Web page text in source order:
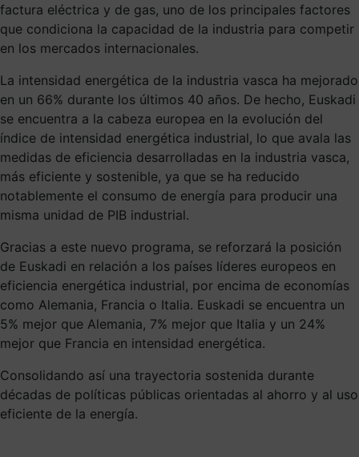
factura eléctrica y de gas, uno de los principales factores
que condiciona la capacidad de la industria para competir
en los mercados internacionales.
La intensidad energética de la industria vasca ha mejorado
en un 66% durante los últimos 40 años. De hecho, Euskadi
se encuentra a la cabeza europea en la evolución del
índice de intensidad energética industrial, lo que avala las
medidas de eficiencia desarrolladas en la industria vasca,
más eficiente y sostenible, ya que se ha reducido
notablemente el consumo de energía para producir una
misma unidad de PIB industrial.
Gracias a este nuevo programa, se reforzará la posición
de Euskadi en relación a los países líderes europeos en
eficiencia energética industrial, por encima de economías
como Alemania, Francia o Italia. Euskadi se encuentra un
5% mejor que Alemania, 7% mejor que Italia y un 24%
mejor que Francia en intensidad energética.
Consolidando así una trayectoria sostenida durante
décadas de políticas públicas orientadas al ahorro y al uso
eficiente de la energía.